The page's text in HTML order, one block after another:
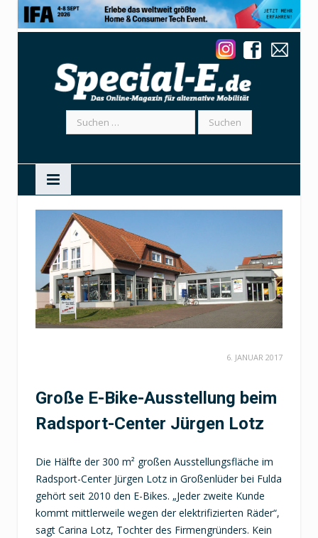
Suchen
nach:
6. JANUAR 2017
Große E-Bike-Ausstellung beim
Radsport-Center Jürgen Lotz
Die Hälfte der 300 m² großen Ausstellungsfläche im
Radsport-Center Jürgen Lotz in Großenlüder bei Fulda
gehört seit 2010 den E-Bikes. „Jeder zweite Kunde
kommt mittlerweile wegen der elektrifizierten Räder“,
sagt Carina Lotz, Tochter des Firmengründers. Kein